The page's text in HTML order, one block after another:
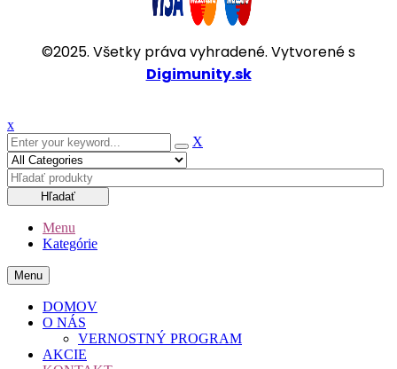
©2025. Všetky práva vyhradené. Vytvorené s
Digimunity.sk
x
X
Hľadať
Menu
Kategórie
Menu
DOMOV
O NÁS
VERNOSTNÝ PROGRAM
AKCIE